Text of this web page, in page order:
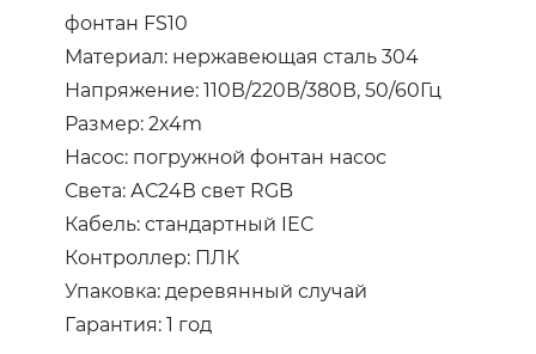
фонтан FS10
Материал: нержавеющая сталь 304
Напряжение: 110В/220В/380В, 50/60Гц
Размер: 2x4m
Насос: погружной фонтан насос
Света: АС24В свет RGB
Кабель: стандартный IEC
Контроллер: ПЛК
Упаковка: деревянный случай
Гарантия: 1 год